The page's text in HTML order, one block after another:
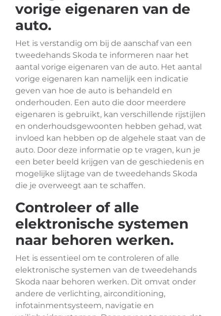
vorige eigenaren van de
auto.
Het is verstandig om bij de aanschaf van een
tweedehands Skoda te informeren naar het
aantal vorige eigenaren van de auto. Het aantal
vorige eigenaren kan namelijk een indicatie
geven van hoe de auto is behandeld en
onderhouden. Een auto die door meerdere
eigenaren is gebruikt, kan verschillende rijstijlen
en onderhoudsgewoonten hebben gehad, wat
invloed kan hebben op de algehele staat van de
auto. Door deze informatie op te vragen, kun je
een beter beeld krijgen van de geschiedenis en
mogelijke slijtage van de tweedehands Skoda
die je overweegt aan te schaffen.
Controleer of alle
elektronische systemen
naar behoren werken.
Het is essentieel om te controleren of alle
elektronische systemen van de tweedehands
Skoda naar behoren werken. Dit omvat onder
andere de verlichting, airconditioning,
infotainmentsysteem, navigatie en